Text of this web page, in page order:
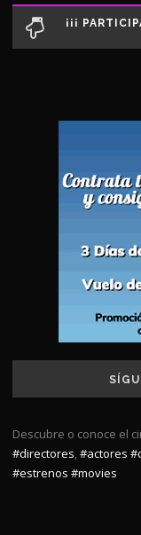
¡¡¡
Descubre o conoce el
#directores #actores
#estrenos #movies